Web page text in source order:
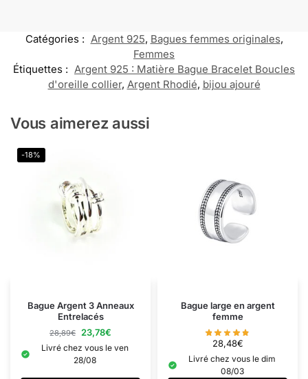
Catégories : Argent 925, Bagues femmes originales,
Femmes
Étiquettes : Argent 925 : Matière Bague Bracelet Boucles
d'oreille collier, Argent Rhodié, bijou ajouré
Vous aimerez aussi
-18%
Bague Argent 3 Anneaux
Entrelacés
28,89€ 23,78€
Livré chez vous le ven
28/08
Bague large en argent
femme
28,48€
Livré chez vous le dim
08/03